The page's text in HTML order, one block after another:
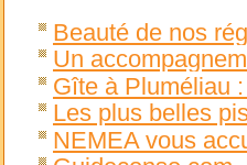
Beauté de nos
Un
Gîte à Pluméliau
Les plus belles
NEMEA vous